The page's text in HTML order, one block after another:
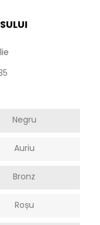
Negru
Auriu
Bronz
Roșu